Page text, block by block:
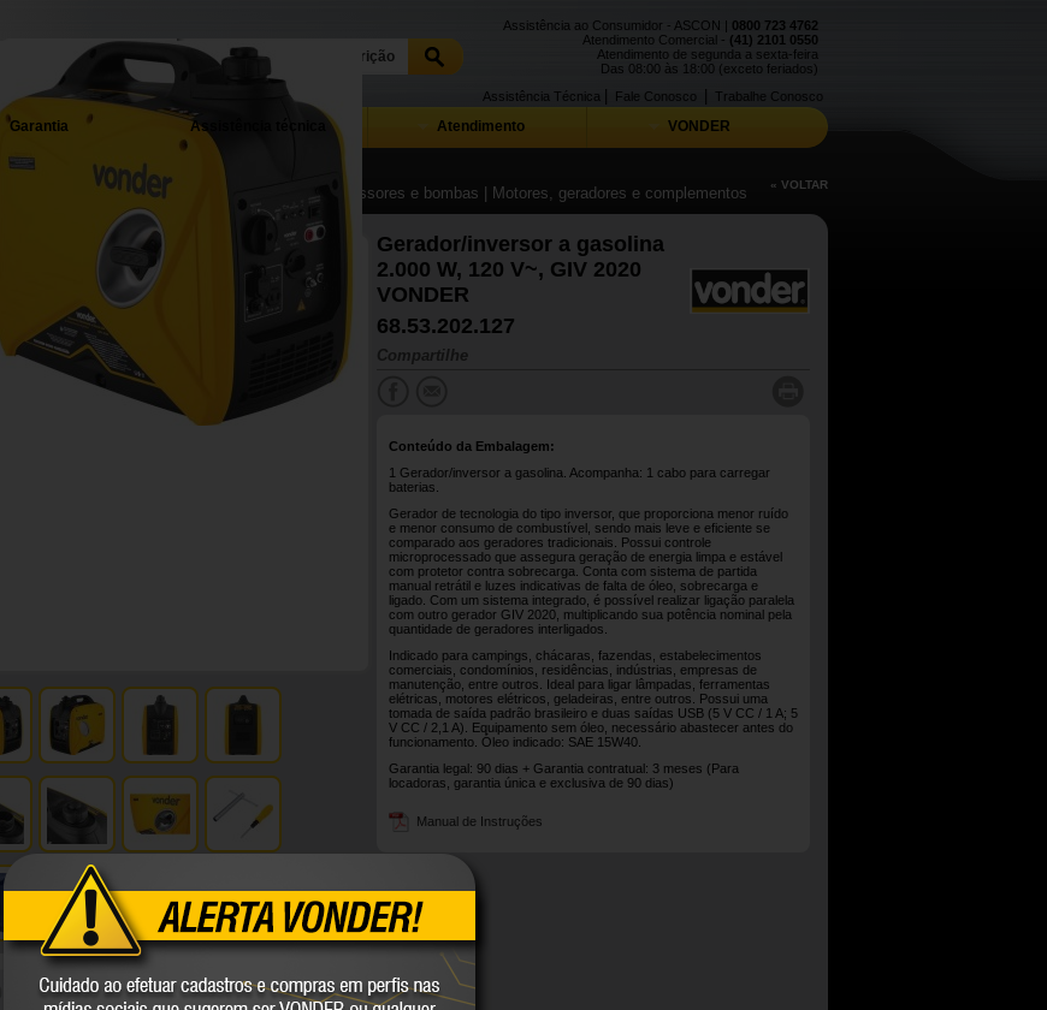
Assistência ao Consumidor - ASCON | 0800 723 4762
Atendimento Comercial - (41) 2101 0550
Atendimento de segunda a sexta-feira
Das 08:00 às 18:00 (exceto feriados)
Trabalhe Conosco
Fale Conosco
Assistência Técnica
Garantia Assistência técnica Atendimento VONDER
| Máquinas operatrizes, motores, compressores e bombas | Motores, geradores e complementos « VOLTAR
Gerador/inversor a gasolina
2.000 W, 120 V~, GIV 2020
VONDER
68.53.202.127
Compartilhe
Conteúdo da Embalagem:
1 Gerador/inversor a gasolina. Acompanha: 1 cabo para carregar
baterias.
Gerador de tecnologia do tipo inversor, que proporciona menor ruído
e menor consumo de combustível, sendo mais leve e eficiente se
comparado aos geradores tradicionais. Possui controle
microprocessado que assegura geração de energia limpa e estável
com protetor contra sobrecarga. Conta com sistema de partida
manual retrátil e luzes indicativas de falta de óleo, sobrecarga e
ligado. Com um sistema integrado, é possível realizar ligação paralela
com outro gerador GIV 2020, multiplicando sua potência nominal pela
quantidade de geradores interligados.
Indicado para campings, chácaras, fazendas, estabelecimentos
comerciais, condomínios, residências, indústrias, empresas de
manutenção, entre outros. Ideal para ligar lâmpadas, ferramentas
elétricas, motores elétricos, geladeiras, entre outros. Possui uma
tomada de saída padrão brasileiro e duas saídas USB (5 V CC / 1 A; 5
V CC / 2,1 A). Equipamento sem óleo, necessário abastecer antes do
funcionamento. Óleo indicado: SAE 15W40.
Garantia legal: 90 dias + Garantia contratual: 3 meses (Para
locadoras, garantia única e exclusiva de 90 dias)
Manual de Instruções